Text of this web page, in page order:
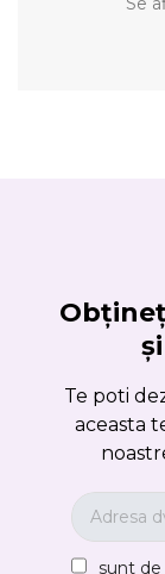
Te poti
aceasta
sunt de